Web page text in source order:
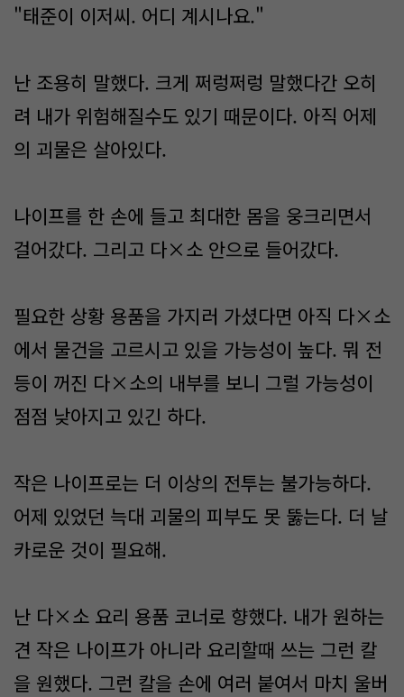
"태준이 이저씨. 어디 계시나요."
난 조용히 말했다. 크게 쩌렁쩌렁 말했다간 오히
려 내가 위험해질수도 있기 때문이다. 아직 어제
의 괴물은 살아있다.
나이프를 한 손에 들고 최대한 몸을 웅크리면서
걸어갔다. 그리고 다×소 안으로 들어갔다.
필요한 상황 용품을 가지러 가셨다면 아직 다×소
에서 물건을 고르시고 있을 가능성이 높다. 뭐 전
등이 꺼진 다×소의 내부를 보니 그럴 가능성이
점점 낮아지고 있긴 하다.
작은 나이프로는 더 이상의 전투는 불가능하다.
어제 있었던 늑대 괴물의 피부도 못 뚫는다. 더 날
카로운 것이 필요해.
난 다×소 요리 용품 코너로 향했다. 내가 원하는
견 작은 나이프가 아니라 요리할때 쓰는 그런 칼
을 원했다. 그런 칼을 손에 여러 붙여서 마치 울버